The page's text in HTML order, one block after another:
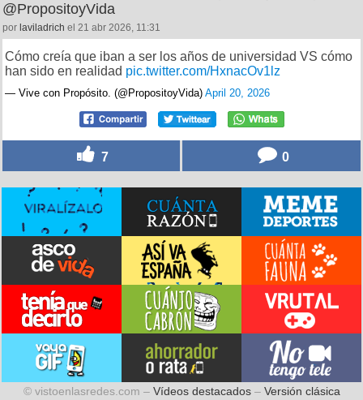
@PropositoyVida
por laviladrich el 21 abr 2026, 11:31
Cómo creía que iban a ser los años de universidad VS cómo
han sido en realidad pic.twitter.com/HxnacOv1lz
— Vive con Propósito. (@PropositoyVida) April 20, 2026
7 0
© vistoenlasredes.com – Vídeos destacados– Versión clásica